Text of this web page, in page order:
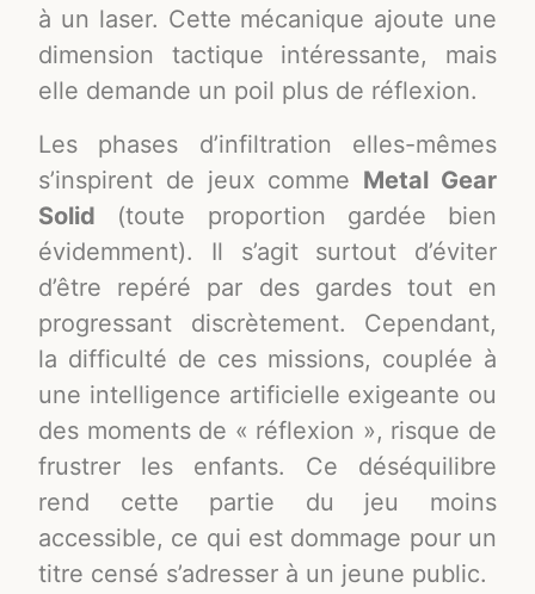
à un laser. Cette mécanique ajoute une
dimension tactique intéressante, mais
elle demande un poil plus de réflexion.
Les phases d’infiltration elles-mêmes
s’inspirent de jeux comme Metal Gear
Solid (toute proportion gardée bien
évidemment). Il s’agit surtout d’éviter
d’être repéré par des gardes tout en
progressant discrètement. Cependant,
la difficulté de ces missions, couplée à
une intelligence artificielle exigeante ou
des moments de « réflexion », risque de
frustrer les enfants. Ce déséquilibre
rend cette partie du jeu moins
accessible, ce qui est dommage pour un
titre censé s’adresser à un jeune public.